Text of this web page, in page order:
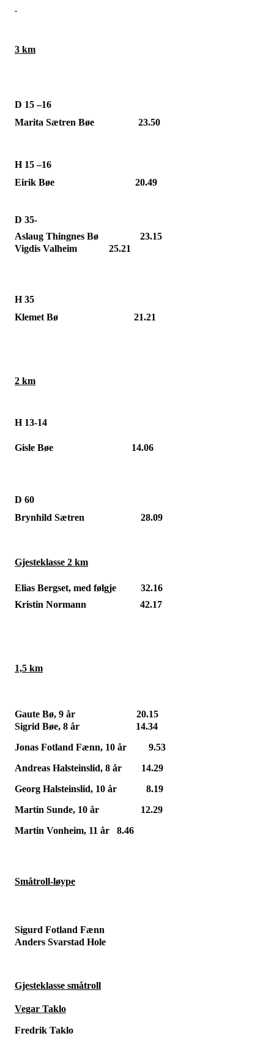
3 km
D 15 –16
Marita Sætren Bøe
23.50
H 15 –16
Eirik Bøe
20.49
D 35-
Aslaug Thingnes Bø
23.15
Vigdis Valheim
25.21
H 35
Klemet Bø
21.21
2 km
H 13-14
Gisle Bøe 14.06
D 60
Brynhild Sætren
28.09
Gjesteklasse 2 km
Elias Bergset, med følgje
32.16
Kristin Normann
42.17
1,5 km
Gaute Bø, 9 år
20.15
Sigrid Bøe, 8 år
14.34
Jonas Fotland Fænn, 10 år
9.53
Andreas Halsteinslid, 8 år
14.29
Georg Halsteinslid, 10 år
8.19
Martin Sunde, 10 år
12.29
Martin Vonheim, 11 år
8.46
Småtroll-løype
Sigurd Fotland Fænn
Anders Svarstad Hole
Gjesteklasse småtroll
Vegar Taklo
Fredrik Taklo